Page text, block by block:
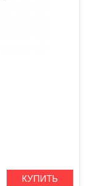
КУПИТЬ